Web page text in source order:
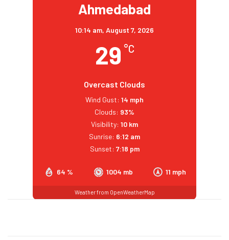
Ahmedabad
10:14 am, August 7, 2026
29 °C
Overcast Clouds
64 % 1004 mb 11 mph
Wind Gust: 14 mph
Clouds: 93%
Visibility: 10 km
Sunrise: 6:12 am
Sunset: 7:18 pm
Weather from OpenWeatherMap